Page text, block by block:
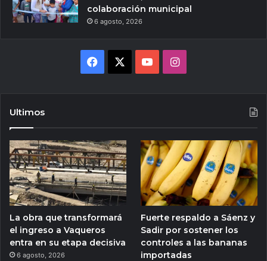
colaboración municipal
6 agosto, 2026
Facebook YouTubeInstagram
Ultimos
La obra que transformará
el ingreso a Vaqueros
entra en su etapa decisiva
6 agosto, 2026
Fuerte respaldo a Sáenz y
Sadir por sostener los
controles a las bananas
importadas